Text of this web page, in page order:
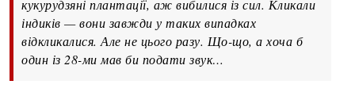
кукурудзяні плантації, аж вибилися із сил. Кликали
індиків — вони завжди у таких випадках
відкликалися. Але не цього разу. Що-що, а хоча б
один із 28-ми мав би подати звук…